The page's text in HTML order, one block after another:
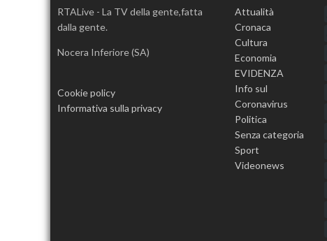
RTALive - La TV della gente,fatta
dalla gente.
Nocera Inferiore (SA)
Cookie policy
Informativa sulla privacy
Attualità
Cronaca
Cultura
Economia
EVIDENZA
Info sul
Coronavirus
Politica
Senza categoria
Sport
Videonews